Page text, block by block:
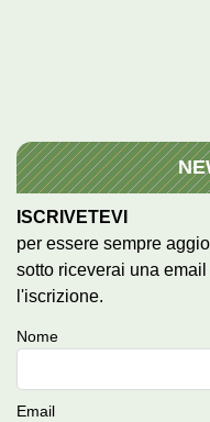
ISCRIVETEVI
per essere sempre
sotto riceverai una
l'iscrizione.
Nome
Email